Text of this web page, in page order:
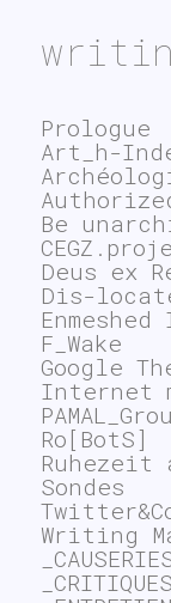
Prologue
Art_h-
Be
Deus ex
Dis-
F_Wake
Google
Internet
Ro[BotS]
Ruhezeit
Sondes
Writing